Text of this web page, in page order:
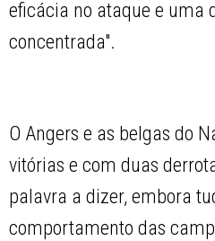
eficácia no ataque e uma
concentrada".
O Angers e as belgas do
vitórias e com duas
palavra a dizer, embora
comportamento das